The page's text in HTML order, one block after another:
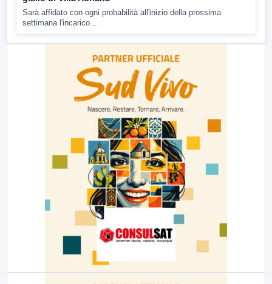
Sarà affidato con ogni probabilità all'inizio della prossima
settimana l'incarico...